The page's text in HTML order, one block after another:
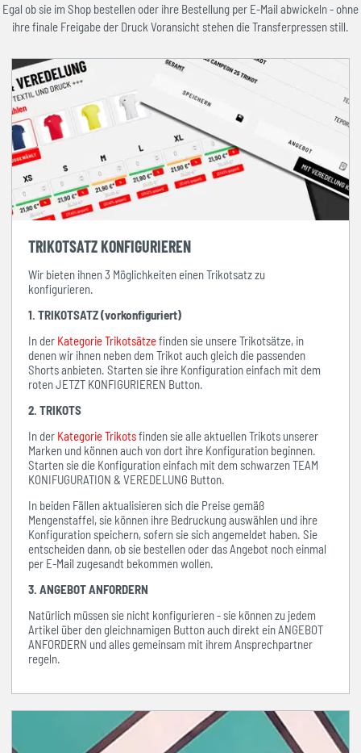
Egal ob sie im Shop bestellen oder ihre Bestellung per E-Mail abwickeln - ohne
ihre finale Freigabe der Druck Voransicht stehen die Transferpressen still.
TRIKOTSATZ KONFIGURIEREN
Wir bieten ihnen 3 Möglichkeiten einen Trikotsatz zu
konfigurieren.
1. TRIKOTSATZ (vorkonfiguriert)
In der Kategorie Trikotsätzefinden sie unsere Trikotsätze, in
denen wir ihnen neben dem Trikot auch gleich die passenden
Shorts anbieten. Starten sie ihre Konfiguration einfach mit dem
roten JETZT KONFIGURIEREN Button.
2. TRIKOTS
In der Kategorie Trikotsfinden sie alle aktuellen Trikots unserer
Marken und können auch von dort ihre Konfiguration beginnen.
Starten sie die Konfiguration einfach mit dem schwarzen TEAM
KONIFUGURATION & VEREDELUNG Button.
In beiden Fällen aktualisieren sich die Preise gemäß
Mengenstaffel, sie können ihre Bedruckung auswählen und ihre
Konfiguration speichern, sofern sie sich angemeldet haben. Sie
entscheiden dann, ob sie bestellen oder das Angebot noch einmal
per E-Mail zugesandt bekommen wollen.
3. ANGEBOT ANFORDERN
Natürlich müssen sie nicht konfigurieren - sie können zu jedem
Artikel über den gleichnamigen Button auch direkt ein ANGEBOT
ANFORDERN und alles gemeinsam mit ihrem Ansprechpartner
regeln.